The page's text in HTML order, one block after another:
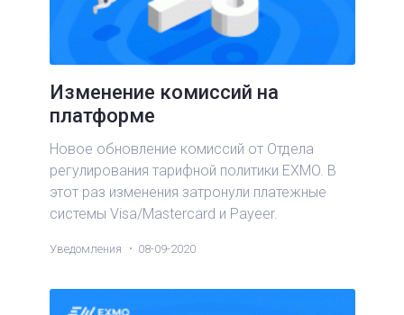
Изменение комиссий на
платформе
Новое обновление комиссий от Отдела
регулирования тарифной политики EXMO. В
этот раз изменения затронули платежные
системы Visa/Mastercard и Payeer.
Уведомления 08-09-2020